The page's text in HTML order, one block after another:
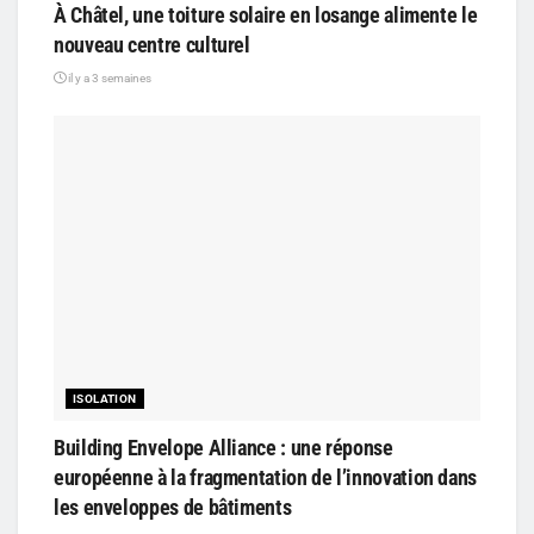
À Châtel, une toiture solaire en losange alimente le
nouveau centre culturel
il y a 3 semaines
ISOLATION
Building Envelope Alliance : une réponse
européenne à la fragmentation de l’innovation dans
les enveloppes de bâtiments